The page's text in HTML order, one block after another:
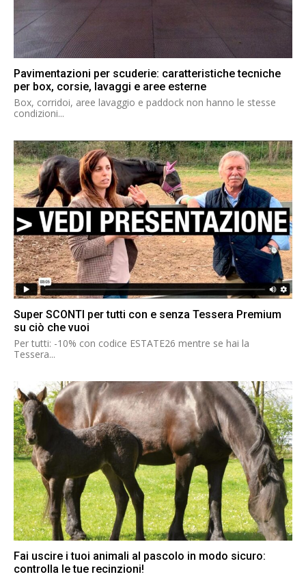
Pavimentazioni per scuderie: caratteristiche tecniche
per box, corsie, lavaggi e aree esterne
Box, corridoi, aree lavaggio e paddock non hanno le stesse
condizioni...
Super SCONTI per tutti con e senza Tessera Premium
su ciò che vuoi
Per tutti: -10% con codice ESTATE26 mentre se hai la
Tessera...
Fai uscire i tuoi animali al pascolo in modo sicuro:
controlla le tue recinzioni!